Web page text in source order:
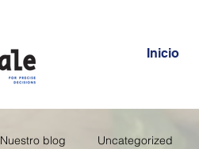
Inicio
Nuestro blog Uncategorized